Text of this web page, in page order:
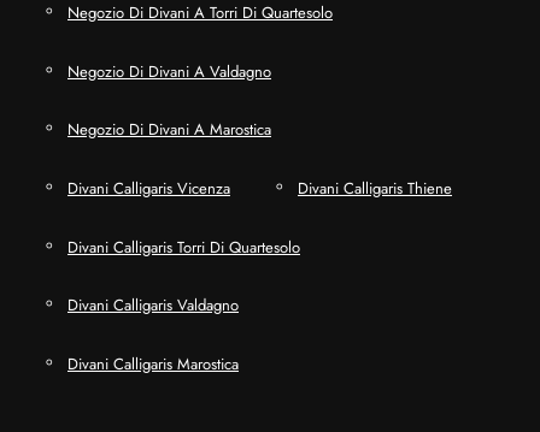
Negozio Di Divani A Torri Di Quartesolo
Negozio Di Divani A Valdagno
Negozio Di Divani A Marostica
Divani Calligaris Vicenza Divani Calligaris Thiene
Divani Calligaris Torri Di Quartesolo
Divani Calligaris Valdagno
Divani Calligaris Marostica